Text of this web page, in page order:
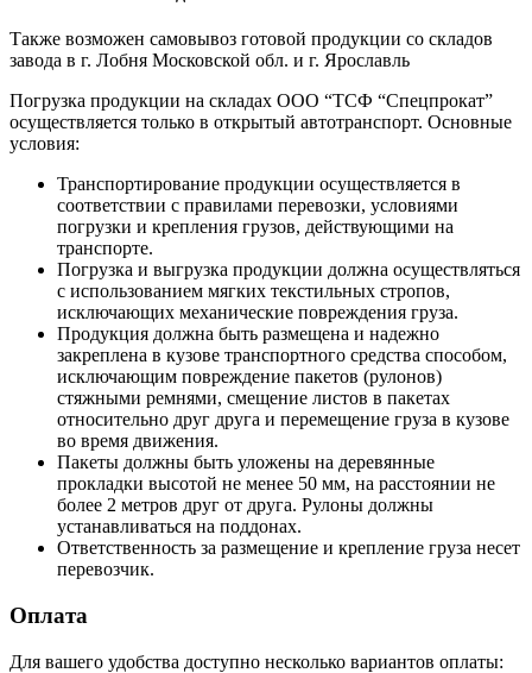
Также возможен самовывоз готовой продукции со складов
завода в г. Лобня Московской обл. и г. Ярославль
Погрузка продукции на складах ООО “ТСФ “Спецпрокат”
осуществляется только в открытый автотранспорт. Основные
условия:
Транспортирование продукции осуществляется в
соответствии с правилами перевозки, условиями
погрузки и крепления грузов, действующими на
транспорте.
Погрузка и выгрузка продукции должна осуществляться
с использованием мягких текстильных стропов,
исключающих механические повреждения груза.
Продукция должна быть размещена и надежно
закреплена в кузове транспортного средства способом,
исключающим повреждение пакетов (рулонов)
стяжными ремнями, смещение листов в пакетах
относительно друг друга и перемещение груза в кузове
во время движения.
Пакеты должны быть уложены на деревянные
прокладки высотой не менее 50 мм, на расстоянии не
более 2 метров друг от друга. Рулоны должны
устанавливаться на поддонах.
Ответственность за размещение и крепление груза несет
перевозчик.
Оплата
Для вашего удобства доступно несколько вариантов оплаты: